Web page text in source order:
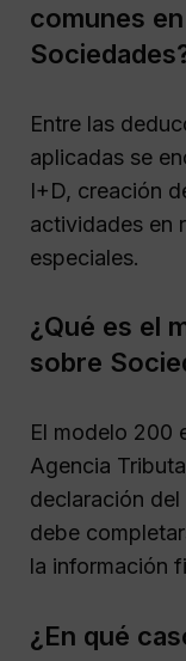
comunes
Entre las
aplicadas se
I+D, creación
actividades en
especiales.
¿Qué es el
sobre
El modelo 200
Agencia
declaración
debe
la información
¿En qué